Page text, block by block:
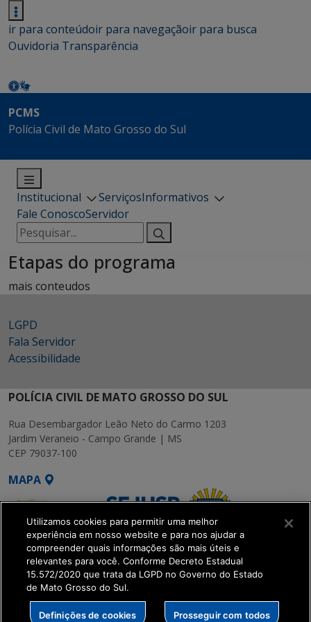
ir para conteúdoir para navegaçãoir para busca
Ouvidoria Transparência
PCMS
Polícia Civil de Mato Grosso do Sul
Institucional ServiçosInformativos
Fale ConoscoServidor
Pesquisar
por:
Etapas do programa
mais conteudos
LGPD
Fala Servidor
Acessibilidade
POLÍCIA CIVIL DE MATO GROSSO DO SUL
Rua Desembargador Leão Neto do Carmo 1203
Jardim Veraneio - Campo Grande | MS
CEP 79037-100
MAPA
SETDIG | Secretaria-
Executiva de
Transformação Digital
Utilizamos cookies para permitir uma melhor
experiência em nosso website e para nos ajudar a
compreender quais informações são mais úteis e
relevantes para você. Conforme Decreto Estadual
15.572/2020 que trata da LGPD no Governo do Estado
de Mato Grosso do Sul.
Definições de cookies Prosseguir com todos